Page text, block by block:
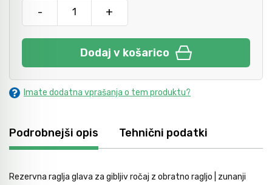
- +
Dodaj v košarico
Imate dodatna vprašanja o tem produktu?
Podrobnejši opis Tehnični podatki
Rezervna raglja glava za gibljiv ročaj z obratno ragljo | zunanji